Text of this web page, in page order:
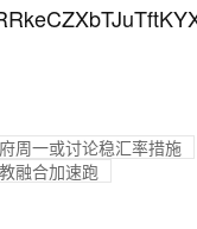
周一或讨论稳汇率措施
融合加速跑